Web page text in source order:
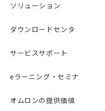
ソリューション
ダウンロードセンタ
サービスサポート
eラーニング・セミナ
オムロンの提供価値